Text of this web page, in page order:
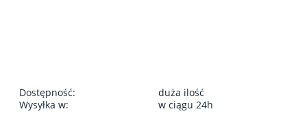
Dostępność:
duża ilość
Wysyłka w:
w ciągu 24h